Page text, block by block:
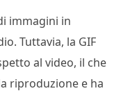
immagini in
Tuttavia, la GIF
al video, il che
riproduzione e ha